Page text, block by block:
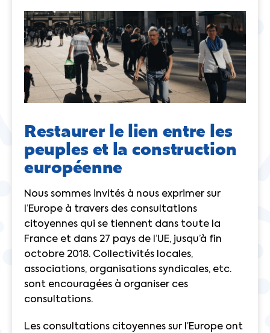
Restaurer le lien entre les
peuples et la construction
européenne
Nous sommes invités à nous exprimer sur
l’Europe à travers des consultations
citoyennes qui se tiennent dans toute la
France et dans 27 pays de l’UE, jusqu’à fin
octobre 2018. Collectivités locales,
associations, organisations syndicales, etc.
sont encouragées à organiser ces
consultations.
Les consultations citoyennes sur l’Europe ont